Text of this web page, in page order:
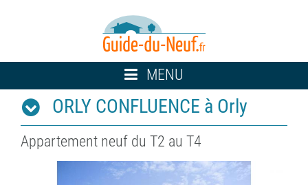
Toggle
navigation
MENU
ORLY CONFLUENCE à Orly
Appartement neuf du T2 au T4